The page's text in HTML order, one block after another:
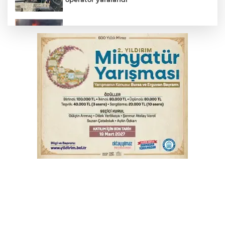
sıçrayan alevler söndürüldü
Palandöken: Vergi ve SGK borçlarına
yapılandırma fırsatı
Babasını ziyarete giderken kazada
hayatını kaybetti
Elektrik akımına kapılan işçi hayatını
kaybetti